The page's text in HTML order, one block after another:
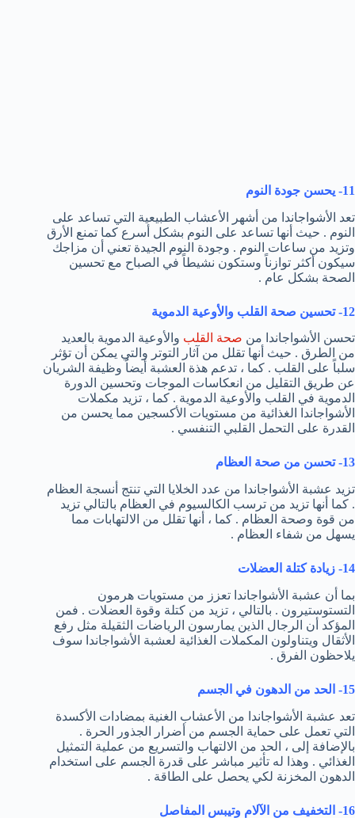
11- يحسن جودة النوم
تعد الأشواجاندا من أشهر الأعشاب الطبيعية التي تساعد على
النوم . حيث أنها تساعد على النوم بشكل أسرع كما تمنع الأرق
وتزيد من ساعات النوم . وجودة النوم الجيدة تعني أن مزاجك
سيكون أكثر توازناً وستكون نشيطاً في الصباح مع تحسين
الصحة بشكل عام .
12- تحسين صحة القلب والأوعية الدموية
تحسن الأشواجاندا من صحة القلب والأوعية الدموية بالعديد
من الطرق . حيث أنها تقلل من آثار التوتر والتي يمكن أن تؤثر
سلباً على القلب . كما ، تدعم هذة العشبة أيضاُ وظيفة الشريان
عن طريق التقليل من انعكاسات الموجات وتحسين الدورة
الدموية في القلب والأوعية الدموية . كما ، تزيد مكملات
الأشواجاندا الغذائية من مستويات الأكسجين مما يحسن من
القدرة على التحمل القلبي التنفسي .
13- تحسن من صحة العظام
تزيد عشبة الأشواجاندا من عدد الخلايا التي تنتج أنسجة العظام
. كما أنها تزيد من ترسب الكالسيوم في العظام بالتالي تزيد
من قوة وصحة العظام . كما ، أنها تقلل من الالتهابات مما
يسهل من شفاء العظام .
14- زيادة كتلة العضلات
بما أن عشبة الأشواجاندا تعزز من مستويات هرمون
التستوستيرون . بالتالي ، تزيد من كتلة وقوة العضلات . فمن
المؤكد أن الرجال الذين يمارسون الرياضات الثقيلة مثل رفع
الأثقال ويتناولون المكملات الغذائية لعشبة الأشواجاندا سوف
يلاحظون الفرق .
15- الحد من الدهون في الجسم
تعد عشبة الأشواجاندا من الأعشاب الغنية بمضادات الأكسدة
التي تعمل على حماية الجسم من أضرار الجذور الحرة .
بالإضافة إلى ، الحد من الالتهاب والتسريع من عملية التمثيل
الغذائي . وهذا له تأثير مباشر على قدرة الجسم على استخدام
الدهون المخزنة لكي يحصل على الطاقة .
16- التخفيف من الآلام وتيبس المفاصل